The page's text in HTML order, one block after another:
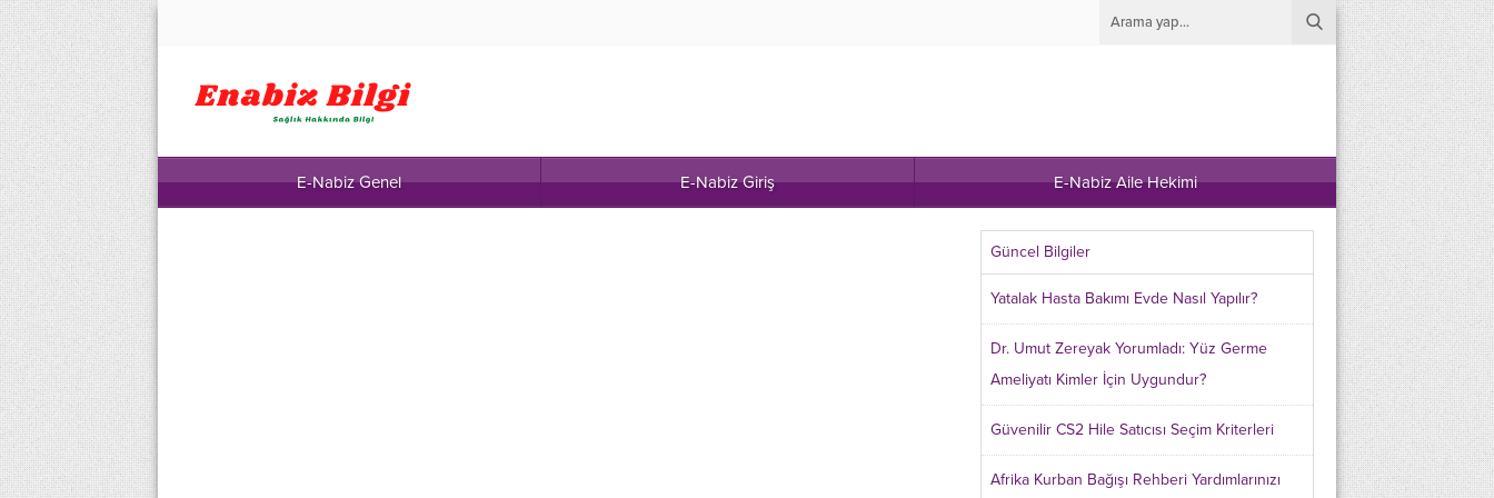
E-Nabiz Genel E-Nabiz Giriş E-Nabiz Aile Hekimi
Güncel Bilgiler
Yatalak Hasta Bakımı Evde Nasıl Yapılır?
Dr. Umut Zereyak Yorumladı: Yüz Germe
Ameliyatı Kimler İçin Uygundur?
Güvenilir CS2 Hile Satıcısı Seçim Kriterleri
Afrika Kurban Bağışı Rehberi Yardımlarınızı